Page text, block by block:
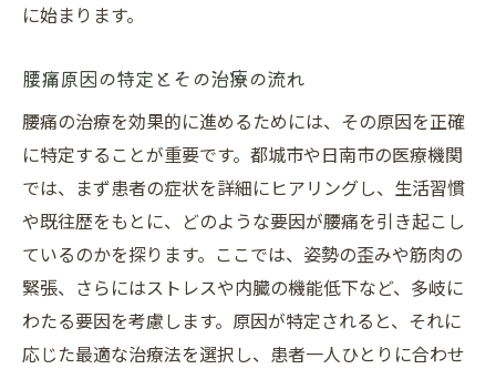
に始まります。
腰痛原因の特定とその治療の流れ
腰痛の治療を効果的に進めるためには、その原因を正確
に特定することが重要です。都城市や日南市の医療機関
では、まず患者の症状を詳細にヒアリングし、生活習慣
や既往歴をもとに、どのような要因が腰痛を引き起こし
ているのかを探ります。ここでは、姿勢の歪みや筋肉の
緊張、さらにはストレスや内臓の機能低下など、多岐に
わたる要因を考慮します。原因が特定されると、それに
応じた最適な治療法を選択し、患者一人ひとりに合わせ